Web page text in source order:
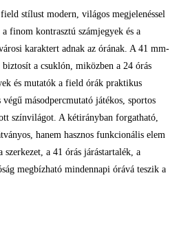
stílust modern, világos megjelenéssel
finom kontrasztú számjegyek és a
karaktert adnak az órának. A 41 mm-
a csuklón, miközben a 24 órás
és mutatók a field órák praktikus
másodpercmutató játékos, sportos
színvilágot. A kétirányban forgatható,
hanem hasznos funkcionális elem
a 41 órás járástartalék, a
megbízható mindennapi órává teszik a